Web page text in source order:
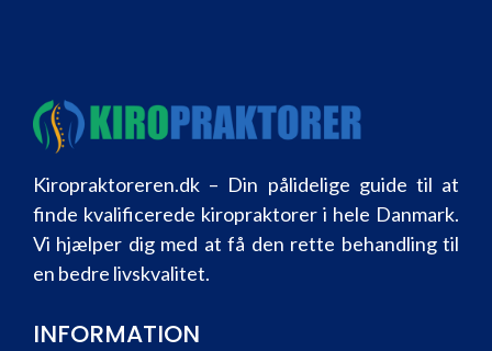
Kiropraktoreren.dk – Din pålidelige guide til at
finde kvalificerede kiropraktorer i hele Danmark.
Vi hjælper dig med at få den rette behandling til
en bedre livskvalitet.
INFORMATION